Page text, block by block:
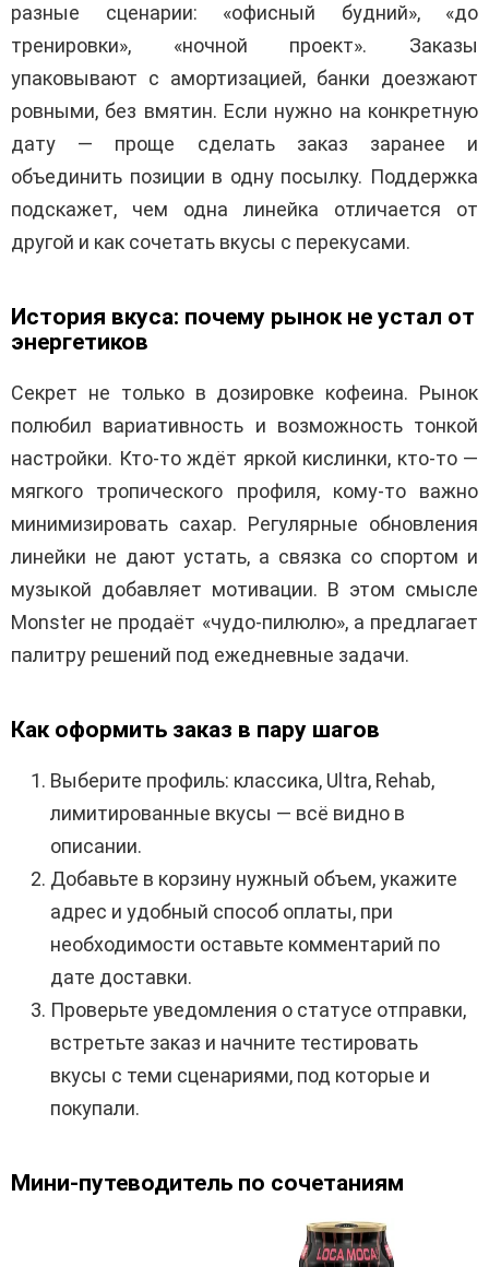
разные сценарии: «офисный будний», «до
тренировки», «ночной проект». Заказы
упаковывают с амортизацией, банки доезжают
ровными, без вмятин. Если нужно на конкретную
дату — проще сделать заказ заранее и
объединить позиции в одну посылку. Поддержка
подскажет, чем одна линейка отличается от
другой и как сочетать вкусы с перекусами.
История вкуса: почему рынок не устал от
энергетиков
Секрет не только в дозировке кофеина. Рынок
полюбил вариативность и возможность тонкой
настройки. Кто-то ждёт яркой кислинки, кто-то —
мягкого тропического профиля, кому-то важно
минимизировать сахар. Регулярные обновления
линейки не дают устать, а связка со спортом и
музыкой добавляет мотивации. В этом смысле
Monster не продаёт «чудо-пилюлю», а предлагает
палитру решений под ежедневные задачи.
Как оформить заказ в пару шагов
Выберите профиль: классика, Ultra, Rehab,
лимитированные вкусы — всё видно в
описании.
Добавьте в корзину нужный объем, укажите
адрес и удобный способ оплаты, при
необходимости оставьте комментарий по
дате доставки.
Проверьте уведомления о статусе отправки,
встретьте заказ и начните тестировать
вкусы с теми сценариями, под которые и
покупали.
Мини-путеводитель по сочетаниям